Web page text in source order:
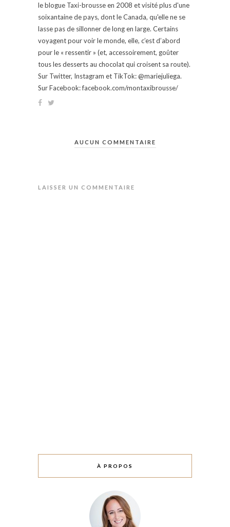
le blogue Taxi-brousse en 2008 et visité plus d'une
soixantaine de pays, dont le Canada, qu'elle ne se
lasse pas de sillonner de long en large. Certains
voyagent pour voir le monde, elle, c’est d’abord
pour le « ressentir » (et, accessoirement, goûter
tous les desserts au chocolat qui croisent sa route).
Sur Twitter, Instagram et TikTok: @mariejuliega.
Sur Facebook: facebook.com/montaxibrousse/
AUCUN COMMENTAIRE
LAISSER UN COMMENTAIRE
À PROPOS